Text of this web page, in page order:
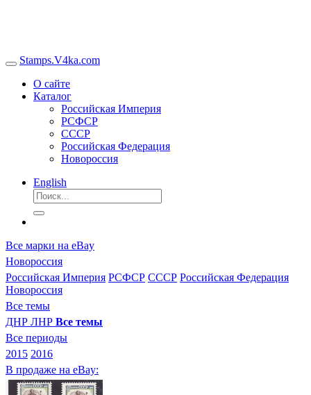
Stamps.V4ka.com
О сайте
Каталог
Российская Империя
РСФСР
СССР
Российская Федерация
Новороссия
English
Все марки на eBay
Новороссия
Российская Империя РСФСР СССР Российская Федерация
Новороссия
Все темы
ДНР ЛНР Все темы
Все периоды
2015 2016
В продаже на eBay: